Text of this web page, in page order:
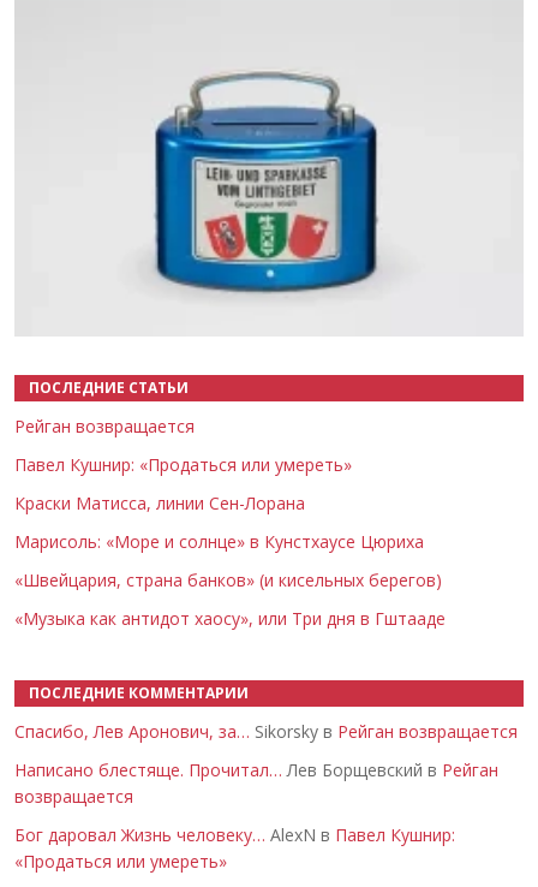
ПОСЛЕДНИЕ СТАТЬИ
Рейган возвращается
Павел Кушнир: «Продаться или умереть»
Краски Матисса, линии Сен-Лорана
Марисоль: «Море и солнце» в Кунстхаусе Цюриха
«Швейцария, страна банков» (и кисельных берегов)
«Музыка как антидот хаосу», или Три дня в Гштааде
ПОСЛЕДНИЕ КОММЕНТАРИИ
Спасибо, Лев Аронович, за… Sikorsky в Рейган возвращается
Написано блестяще. Прочитал… Лев Борщевский в Рейган
возвращается
Бог даровал Жизнь человеку… AlexN в Павел Кушнир:
«Продаться или умереть»